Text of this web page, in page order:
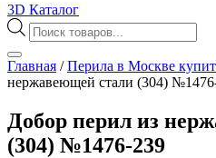
3D Каталог
Поиск
товаров
Главная /Перила в Москве
нержавеющей стали (304)
Добор перил из
(304) №1476-239